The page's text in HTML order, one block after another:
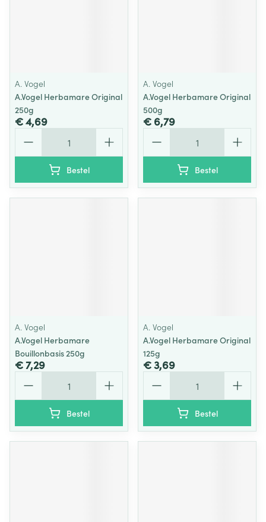
A. Vogel
A.Vogel Herbamare Original
250g
€ 4,69
Bestel
A. Vogel
A.Vogel Herbamare Original
500g
€ 6,79
Bestel
A. Vogel
A.Vogel Herbamare
Bouillonbasis 250g
€ 7,29
Bestel
A. Vogel
A.Vogel Herbamare Original
125g
€ 3,69
Bestel